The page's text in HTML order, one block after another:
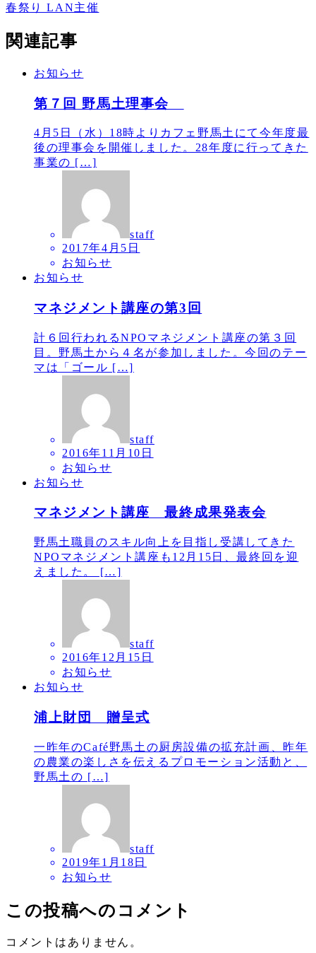
春祭り LAN主催
関連記事
お知らせ
第７回 野馬土理事会
4月5日（水）18時よりカフェ野馬土にて今年度最
後の理事会を開催しました。28年度に行ってきた
事業の […]
staff
2017年4月5日
お知らせ
お知らせ
マネジメント講座の第3回
計６回行われるNPOマネジメント講座の第３回
目。野馬土から４名が参加しました。今回のテー
マは「ゴール […]
staff
2016年11月10日
お知らせ
お知らせ
マネジメント講座 最終成果発表会
野馬土職員のスキル向上を目指し受講してきた
NPOマネジメント講座も12月15日、最終回を迎
えました。 […]
staff
2016年12月15日
お知らせ
お知らせ
浦上財団 贈呈式
一昨年のCafé野馬土の厨房設備の拡充計画、昨年
の農業の楽しさを伝えるプロモーション活動と、
野馬土の […]
staff
2019年1月18日
お知らせ
この投稿へのコメント
コメントはありません。